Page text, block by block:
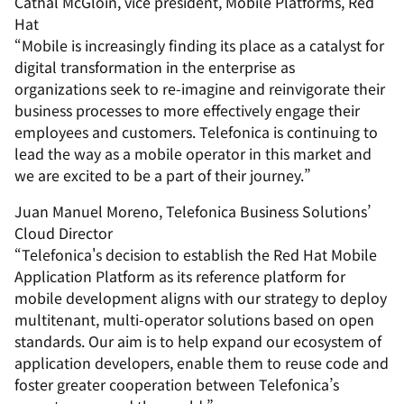
Hat
“Mobile is increasingly finding its place as a catalyst for
digital transformation in the enterprise as
organizations seek to re-imagine and reinvigorate their
business processes to more effectively engage their
employees and customers. Telefonica is continuing to
lead the way as a mobile operator in this market and
we are excited to be a part of their journey.”
Juan Manuel Moreno, Telefonica Business Solutions’
Cloud Director
“Telefonica's decision to establish the Red Hat Mobile
Application Platform as its reference platform for
mobile development aligns with our strategy to deploy
multitenant, multi-operator solutions based on open
standards. Our aim is to help expand our ecosystem of
application developers, enable them to reuse code and
foster greater cooperation between Telefonica’s